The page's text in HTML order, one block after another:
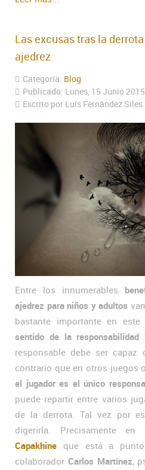
Las excusas tras la
ajedrez
Categoría: Blog
Publicado: Lunes, 15 Junio
Escrito por Luís Fernández Siles
Entre los innumerables
ajedrez para niños y adultos
bastante importante en este
sentido de la responsabilidad
responsable debe ser capaz
contrario que en otros juegos
el jugador es el único
puede repartir entre varios
de la derrota. Tal vez por
digerirla. Precisamente
Capakhine que está a
colaborador Carlos Martínez,